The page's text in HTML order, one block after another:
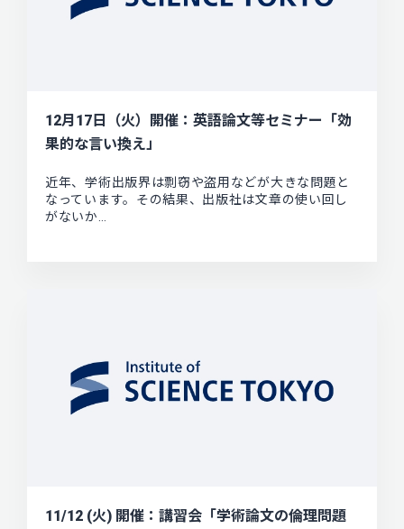
12月17日（火）開催：英語論文等セミナー「効
果的な言い換え」
近年、学術出版界は剽窃や盗用などが大きな問題と
なっています。その結果、出版社は文章の使い回し
がないか…
11/12 (火) 開催：講習会「学術論文の倫理問題